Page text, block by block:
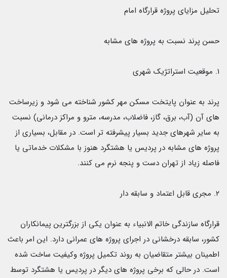
تحليل مزاياى پروژه قرارگاه امام
حسن پرند نسبت به پروژه هاى مشابه
١. موقعيت استراتژیک شهرى
پرند به عنوان پايتخت مسكن مهر كشور شناخته مى شود و زيرساخت
هاى آن (آب، برق، گاز، فاضلاب، مدرسه، مترو و مراكز درمانى) نسبت
به ساير شهرهاى جديد بسيار پيشرفته تر است. در مقابل، بسيارى از
پروژه هاى مشابه در پرديس يا هشتگرد هنوز با مشكلات خدماتى يا
فاصله زياد از تهران دست و پنجه نرم مى كنند.
٢. مجرى قابل اعتماد و سابقه دار
قرارگاه سازندگی خاتم الانبياء به عنوان يكى از بزرگترين پيمانكاران
كشور، سابقه درخشانى در اجراى پروژه های عمرانى دارد. اين امر باعث
اطمينان بيشتر متقاضيان به روند تكميل پروژه وكيفيت ساخت شده
است. در حالى كه برخى پروژه هاى ديگر در پرديس يا هشتگرد توسط